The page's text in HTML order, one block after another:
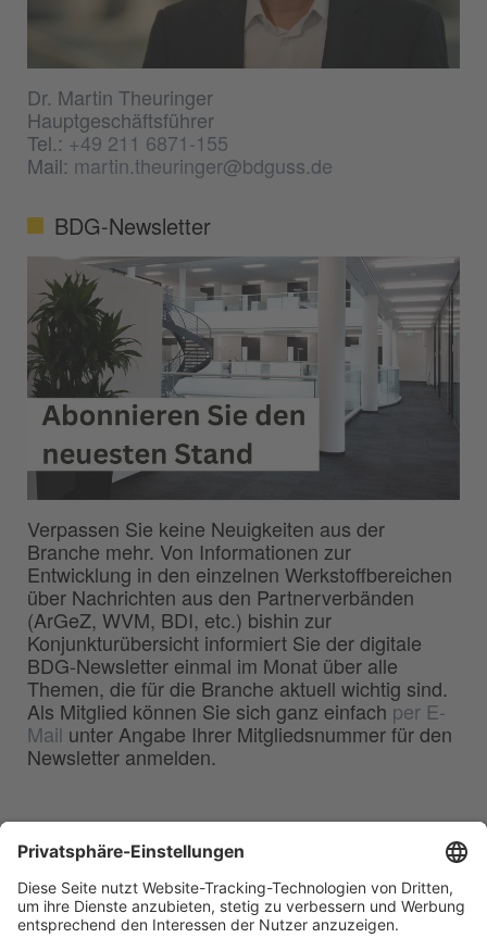
Dr. Martin Theuringer
Hauptgeschäftsführer
Tel.:+49 211 6871-155
Mail: martin.theuringer@bdguss.de
BDG-Newsletter
Verpassen Sie keine Neuigkeiten aus der
Branche mehr. Von Informationen zur
Entwicklung in den einzelnen Werkstoffbereichen
über Nachrichten aus den Partnerverbänden
(ArGeZ, WVM, BDI, etc.) bishin zur
Konjunkturübersicht informiert Sie der digitale
BDG-Newsletter einmal im Monat über alle
Themen, die für die Branche aktuell wichtig sind.
Als Mitglied können Sie sich ganz einfach per E-
Mail unter Angabe Ihrer Mitgliedsnummer für den
Newsletter anmelden.